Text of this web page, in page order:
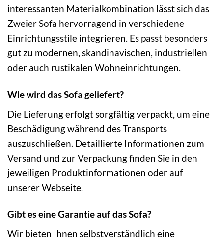
interessanten Materialkombination lässt sich das
Zweier Sofa hervorragend in verschiedene
Einrichtungsstile integrieren. Es passt besonders
gut zu modernen, skandinavischen, industriellen
oder auch rustikalen Wohneinrichtungen.
Wie wird das Sofa geliefert?
Die Lieferung erfolgt sorgfältig verpackt, um eine
Beschädigung während des Transports
auszuschließen. Detaillierte Informationen zum
Versand und zur Verpackung finden Sie in den
jeweiligen Produktinformationen oder auf
unserer Webseite.
Gibt es eine Garantie auf das Sofa?
Wir bieten Ihnen selbstverständlich eine